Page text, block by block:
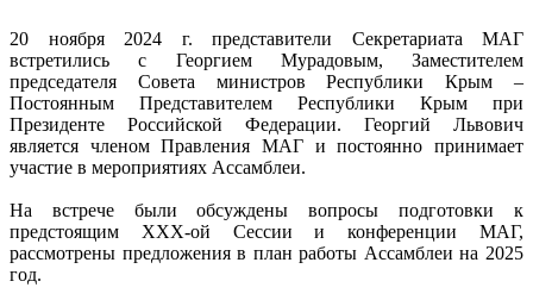
20 ноября 2024 г. представители Секретариата МАГ
встретились с Георгием Мурадовым, Заместителем
председателя Совета министров Республики Крым –
Постоянным Представителем Республики Крым при
Президенте Российской Федерации. Георгий Львович
является членом Правления МАГ и постоянно принимает
участие в мероприятиях Ассамблеи.
На встрече были обсуждены вопросы подготовки к
предстоящим XXX-ой Сессии и конференции МАГ,
рассмотрены предложения в план работы Ассамблеи на 2025
год.